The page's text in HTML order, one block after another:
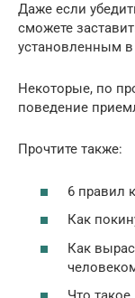
Даже если
сможете
установленным
Некоторые, по
поведение
Прочтите также:
6 правил
Как
Как